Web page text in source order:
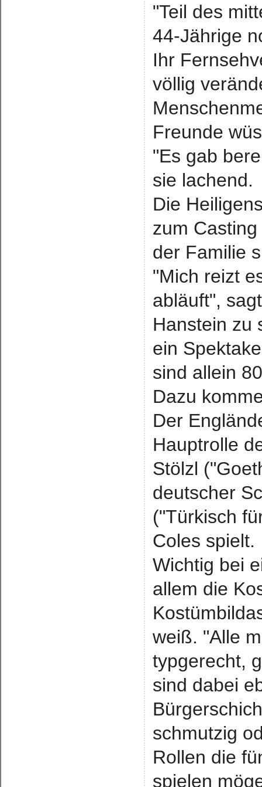
"Teil des
44-Jährige
Ihr
völlig
Freunde
"Es gab
sie lachend.
Die
zum
der Familie
"Mich reizt
abläuft",
Hanstein zu
ein
sind allein
Dazu
Der
Hauptrolle
Stölzl
deutscher
("Türkisch
Coles spielt.
Wichtig bei
allem die
weiß. "Alle
typgerecht,
sind dabei
schmutzig
Rollen die
spielen